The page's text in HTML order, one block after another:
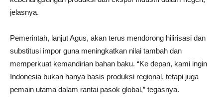
jelasnya.
Pemerintah, lanjut Agus, akan terus mendorong hilirisasi dan
substitusi impor guna meningkatkan nilai tambah dan
memperkuat kemandirian bahan baku. “Ke depan, kami ingin
Indonesia bukan hanya basis produksi regional, tetapi juga
pemain utama dalam rantai pasok global,” tegasnya.